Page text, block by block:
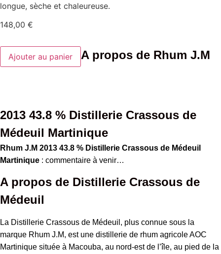
longue, sèche et chaleureuse.
148,00 €
quantité
de
Rhum
Crassous
de
Médeuil
Martinique
Ajouter au panier A propos de Rhum J.M
2013 43.8 % Distillerie Crassous de
Médeuil Martinique
Rhum J.M 2013 43.8 % Distillerie Crassous de Médeuil
Martinique : commentaire à venir…
A propos de Distillerie Crassous de
Médeuil
La Distillerie Crassous de Médeuil, plus connue sous la
marque Rhum J.M, est une distillerie de rhum agricole AOC
Martinique située à Macouba, au nord-est de l’île, au pied de la